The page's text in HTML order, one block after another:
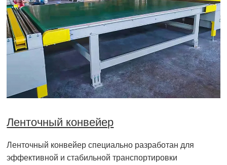
Ленточный конвейер
Ленточный конвейер специально разработан для
эффективной и стабильной транспортировки